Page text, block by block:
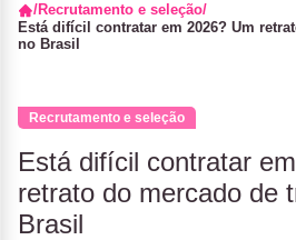
Recrutamento e seleção
Está difícil contratar em 2026? Um
no Brasil
Recrutamento e seleção
Está difícil contratar
retrato do mercado de
Brasil